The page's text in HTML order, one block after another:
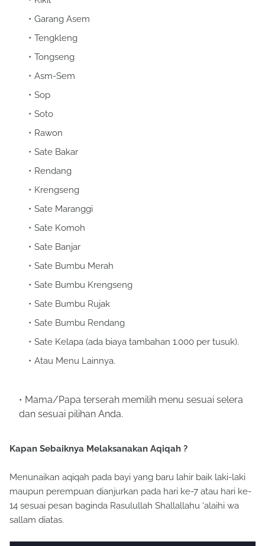
Garang Asem
Tengkleng
Tongseng
Asm-Sem
Sop
Soto
Rawon
Sate Bakar
Rendang
Krengseng
Sate Maranggi
Sate Komoh
Sate Banjar
Sate Bumbu Merah
Sate Bumbu Krengseng
Sate Bumbu Rujak
Sate Bumbu Rendang
Sate Kelapa (ada biaya tambahan 1.000 per tusuk).
Atau Menu Lainnya.
Mama/Papa terserah memilih menu sesuai selera
dan sesuai pilihan Anda.
Kapan Sebaiknya Melaksanakan Aqiqah ?
Menunaikan aqiqah pada bayi yang baru lahir baik laki-laki
maupun perempuan dianjurkan pada hari ke-7 atau hari ke-
14 sesuai pesan baginda Rasulullah Shallallahu ‘alaihi wa
sallam diatas.